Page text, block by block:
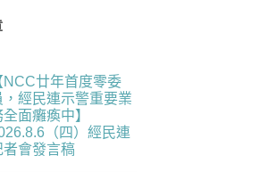
NCC廿年首度零委
，經民連示警重要業
面癱瘓中】
（四）經民連
者會發言稿